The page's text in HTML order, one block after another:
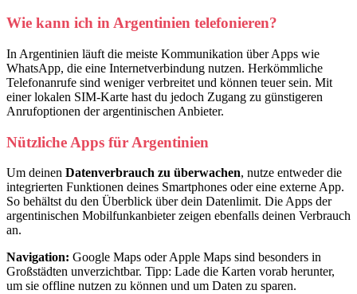
Wie kann ich in Argentinien telefonieren?
In Argentinien läuft die meiste Kommunikation über Apps wie
WhatsApp, die eine Internetverbindung nutzen. Herkömmliche
Telefonanrufe sind weniger verbreitet und können teuer sein. Mit
einer lokalen SIM-Karte hast du jedoch Zugang zu günstigeren
Anrufoptionen der argentinischen Anbieter.
Nützliche Apps für Argentinien
Um deinen Datenverbrauch zu überwachen, nutze entweder die
integrierten Funktionen deines Smartphones oder eine externe App.
So behältst du den Überblick über dein Datenlimit. Die Apps der
argentinischen Mobilfunkanbieter zeigen ebenfalls deinen Verbrauch
an.
Navigation: Google Maps oder Apple Maps sind besonders in
Großstädten unverzichtbar. Tipp: Lade die Karten vorab herunter,
um sie offline nutzen zu können und um Daten zu sparen.